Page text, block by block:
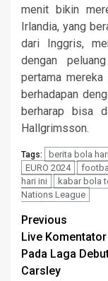
menit bikin
Irlandia, yang
dari Inggris,
dengan
pertama
berhadapan
berharap bisa
Hallgrimsson.
Tags: berita bola
EURO 2024
hari ini
kabar bola
Nations League
Continue
Reading
Previous
Live
Pada Laga
Carsley